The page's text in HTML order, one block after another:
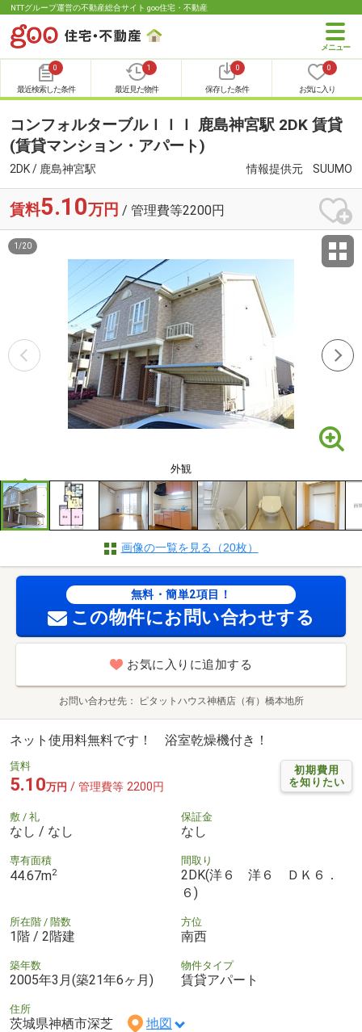
NTTグループ運営の不動産総合サイト goo住宅・不動産
0
最近検索した条件
1
最近見た物件
0
保存した条件
0
お気に入り
コンフォルターブルＩＩＩ 鹿島神宮駅 2DK 賃貸
(賃貸マンション・アパート)
2DK / 鹿島神宮駅 情報提供元 SUUMO
賃料5.10万円 / 管理費等2200円
外観
1 /20
画像の一覧を見る（20枚）
無料・簡単2項目！
この物件にお問い合わせする
お気に入りに追加する
お問い合わせ先 ピタットハウス神栖店（有）橋本地所
ネット使用料無料です！ 浴室乾燥機付き！
初期費用
を知りたい
賃料
5.10万円 / 管理費等 2200円
敷 / 礼
なし / なし
保証金
なし
専有面積
44.67m2
間取り
2DK(洋６ 洋６ ＤＫ６．
６)
所在階 / 階数
1階 / 2階建
方位
南西
築年数
2005年3月(築21年6ヶ月)
物件タイプ
賃貸アパート
住所
茨城県神栖市深芝 地図